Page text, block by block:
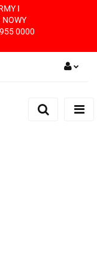
I
NOWY
0000
Zarejestruj się